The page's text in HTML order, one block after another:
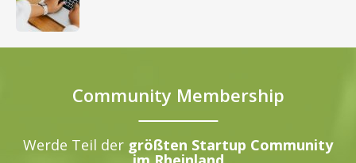
Community Membership
Werde Teil der größten Startup Community